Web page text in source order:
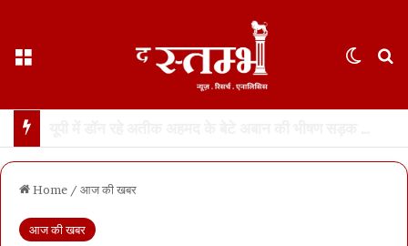
Home / आज की खबर
आज की खबर